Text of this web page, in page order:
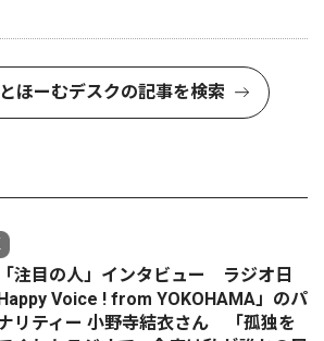
ほーむデスクの記事を検索
注目の人」インタビュー ラジオ日
Voice ! from YOKOHAMA」のパ
リティー 小野寺結衣さん 「孤独を